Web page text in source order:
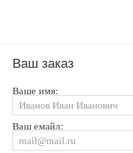
Ваш заказ
Ваше имя:
Ваш емайл: